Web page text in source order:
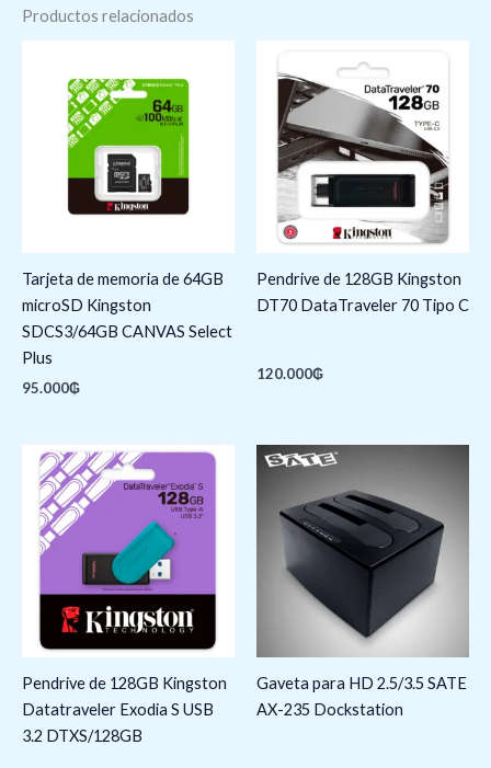
Productos relacionados
Tarjeta de memoria de 64GB
microSD Kingston
SDCS3/64GB CANVAS Select
Plus
95.000₲
Pendrive de 128GB Kingston
DT70 DataTraveler 70 Tipo C
120.000₲
Pendrive de 128GB Kingston
Datatraveler Exodia S USB
3.2 DTXS/128GB
Gaveta para HD 2.5/3.5 SATE
AX-235 Dockstation